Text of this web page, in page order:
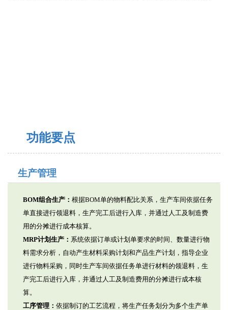
功能要点
生产管理
BOM组合生产： 根据BOM单的物料配比关系，生产车间依据任务
单直接进行领退料，生产完工后进行入库，并通过人工及制造费
用的分摊进行成本核算。
MRP计划生产： 系统依据订单或计划单要求的时间、数量进行物
料需求分析，自动产生材料采购计划和产品生产计划，指导企业
进行物料采购，同时生产车间依据任务单进行材料的领退料，生
产完工后进行入库，并通过人工及制造费用的分摊进行成本核
算。
工序管理： 依据制订的工艺流程，将生产任务划分为多个生产单